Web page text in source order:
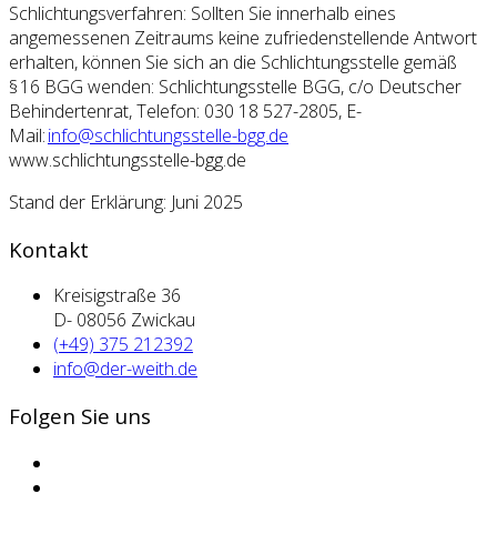
Schlichtungsverfahren: Sollten Sie innerhalb eines
angemessenen Zeitraums keine zufriedenstellende Antwort
erhalten, können Sie sich an die Schlichtungsstelle gemäß
§ 16 BGG wenden: Schlichtungsstelle BGG, c/o Deutscher
Behindertenrat, Telefon: 030 18 527-2805, E-
Mail:info@schlichtungsstelle-bgg.de
www.schlichtungsstelle-bgg.de
Stand der Erklärung: Juni 2025
Kontakt
Kreisigstraße 36
D- 08056 Zwickau
(+49) 375 212392
info@der-weith.de
Folgen Sie uns